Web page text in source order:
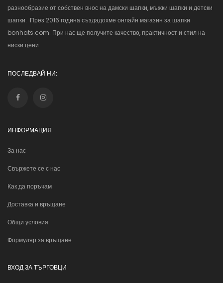
разнообразие от собствен внос на дамски шапки, мъжки шапки и детски
шапки. През 2016 година създадохме онлайн магазин за шапки
bonhats.com. При нас ще получите качество, практичност и стил на
ниски цени.
ПОСЛЕДВАЙ НИ:
ИНФОРМАЦИЯ
За нас
Свържете се с нас
Как да поръчам
Доставка и връщане
Общи условия
Формуляр за връщане
ВХОД ЗА ТЪРГОВЦИ